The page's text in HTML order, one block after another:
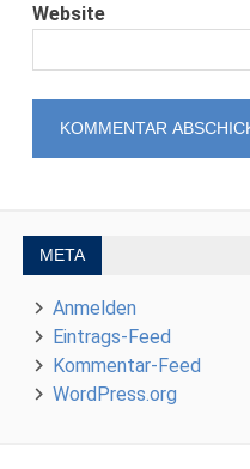
Website
META
Anmelden
Eintrags-Feed
Kommentar-Feed
WordPress.org